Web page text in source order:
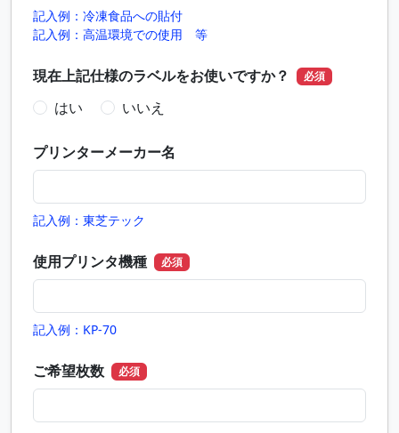
記入例：冷凍食品への貼付
記入例：高温環境での使用 等
現在上記仕様のラベルをお使いですか？ 必須
はい いいえ
プリンターメーカー名
記入例：東芝テック
使用プリンタ機種 必須
記入例：KP-70
ご希望枚数 必須